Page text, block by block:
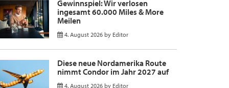
Gewinnspiel: Wir verlosen
ingesamt 60.000 Miles & More
Meilen
4. August 2026 by Editor
Diese neue Nordamerika Route
nimmt Condor im Jahr 2027 auf
4. August 2026 by Editor